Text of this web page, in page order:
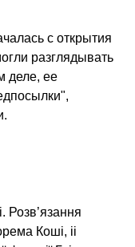
с открытия
разглядывать
деле, ее
Розв’язання
Коші, іі